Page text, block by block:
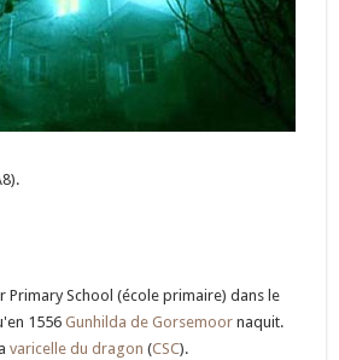
School (école primaire) dans le
1556 Gunhilda de Gorsemoor naquit.
varicelle du dragon (CSC).